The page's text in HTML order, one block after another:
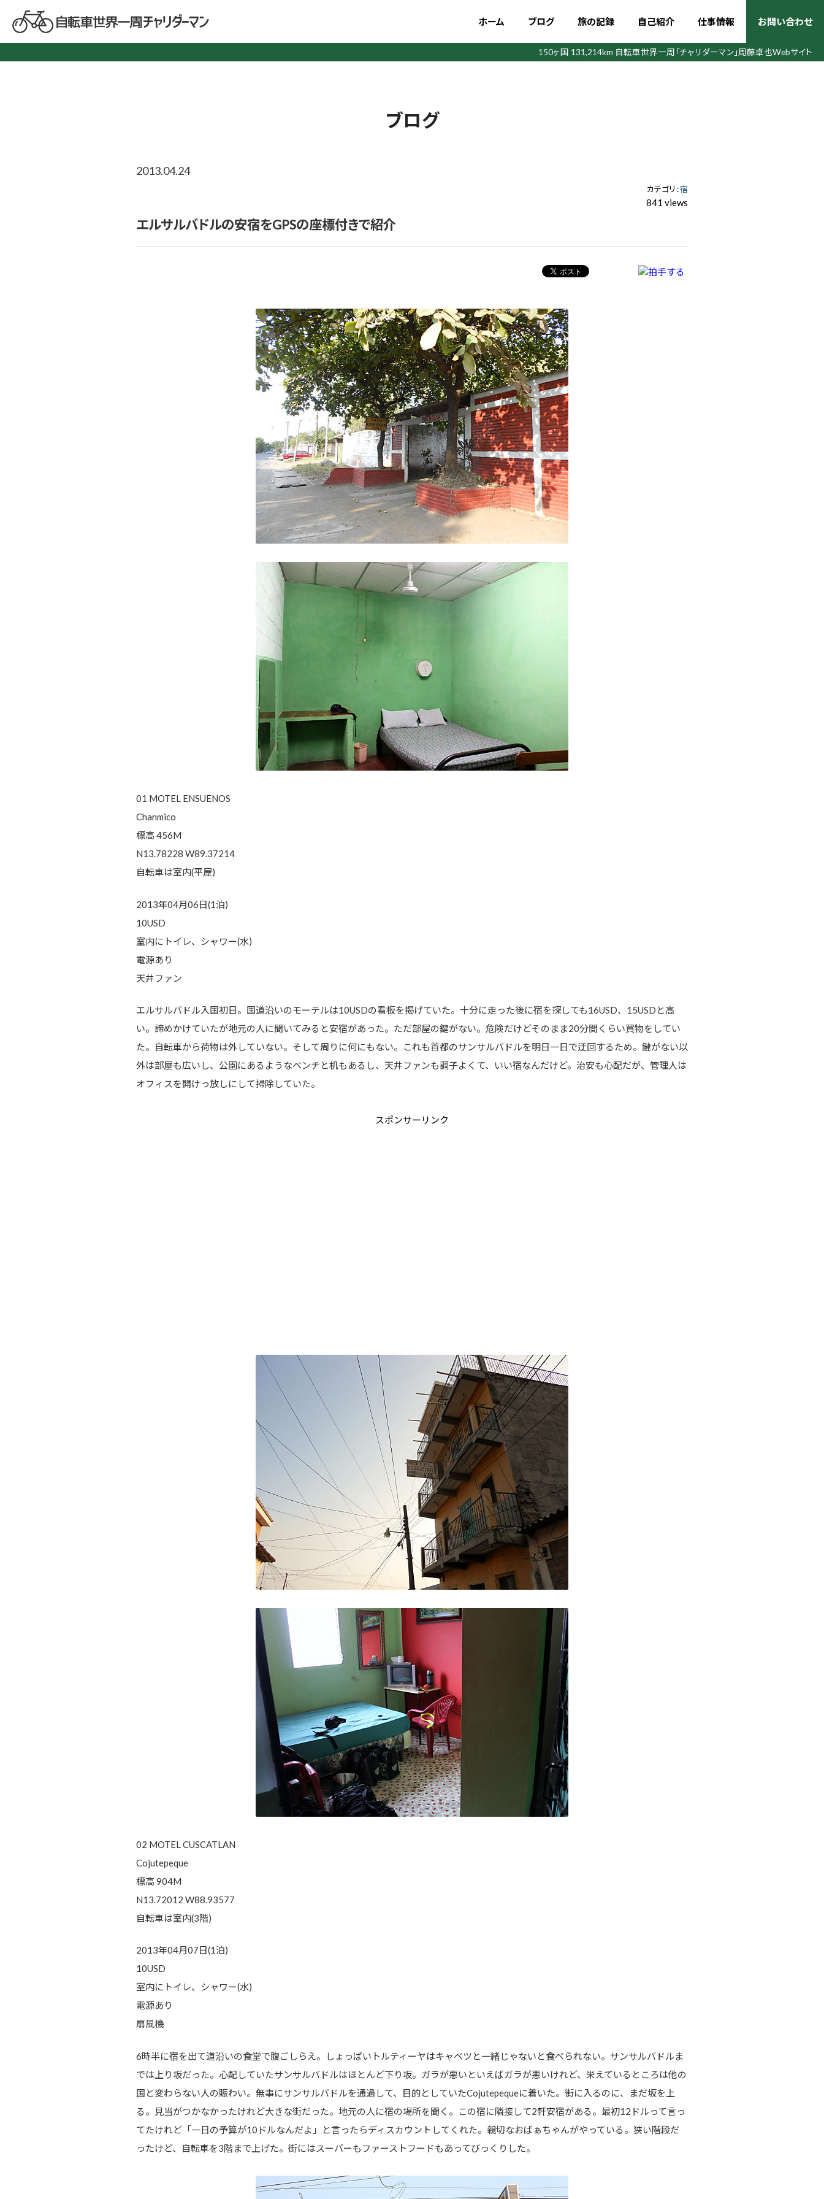
ホーム ブログ 旅の記録 自己紹介 仕事情報 お問い合わせ
150ヶ国 131,214km 自転車世界一周 「チャリダーマン」周藤卓也Webサイト
ブログ
2013.04.24
カテゴリ :宿
841 views
エルサルバドルの安宿をGPSの座標付きで紹介
01 MOTEL ENSUENOS
Chanmico
標高 456M
N13.78228 W89.37214
自転車は室内(平屋)
2013年04月06日(1泊)
10USD
室内にトイレ、シャワー(水)
電源あり
天井ファン
エルサルバドル入国初日。国道沿いのモーテルは10USDの看板を掲げていた。十分に走った後に宿を探しても16USD、15USDと高
い。諦めかけていたが地元の人に聞いてみると安宿があった。ただ部屋の鍵がない。危険だけどそのまま20分間くらい買物をしてい
た。自転車から荷物は外していない。そして周りに何にもない。これも首都のサンサルバドルを明日一日で迂回するため。鍵がない以
外は部屋も広いし、公園にあるようなベンチと机もあるし、天井ファンも調子よくて、いい宿なんだけど。治安も心配だが、管理人は
オフィスを開けっ放しにして掃除していた。
スポンサーリンク
02 MOTEL CUSCATLAN
Cojutepeque
標高 904M
N13.72012 W88.93577
自転車は室内(3階)
2013年04月07日(1泊)
10USD
室内にトイレ、シャワー(水)
電源あり
扇風機
6時半に宿を出て道沿いの食堂で腹ごしらえ。しょっぱいトルティーヤはキャベツと一緒じゃないと食べられない。サンサルバドルま
では上り坂だった。心配していたサンサルバドルはほとんど下り坂。ガラが悪いといえばガラが悪いけれど、栄えているところは他の
国と変わらない人の賑わい。無事にサンサルバドルを通過して、目的としていたCojutepequeに着いた。街に入るのに、まだ坂を上
る。見当がつかなかったけれど大きな街だった。地元の人に宿の場所を聞く。この宿に隣接して2軒安宿がある。最初12ドルって言っ
てたけれど「一日の予算が10ドルなんだよ」と言ったらディスカウントしてくれた。親切なおばぁちゃんがやっている。狭い階段だ
ったけど、自転車を3階まで上げた。街にはスーパーもファーストフードもあってびっくりした。